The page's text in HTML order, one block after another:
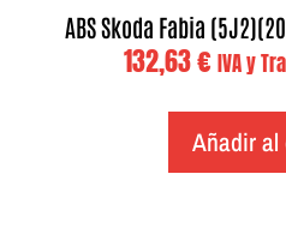
ABS Skoda Fabia
132,63€ IVA y
Añadir al